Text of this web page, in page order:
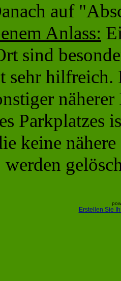
auf
Anlass:
sind
sehr hilfreich.
Parkplatzes
keine
werden
Erstellen Sie